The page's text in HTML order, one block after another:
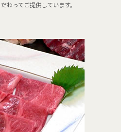
わってご提供しています。